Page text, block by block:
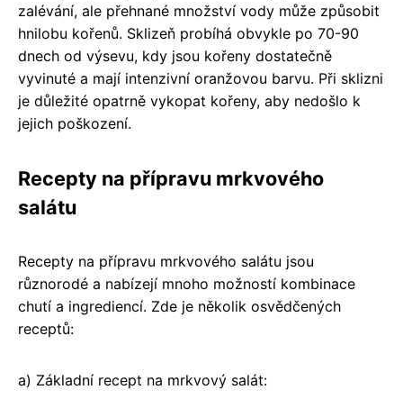
zalévání, ale přehnané množství vody může způsobit
hnilobu kořenů. Sklizeň probíhá obvykle po 70-90
dnech od výsevu, kdy jsou kořeny dostatečně
vyvinuté a mají intenzivní oranžovou barvu. Při sklizni
je důležité opatrně vykopat kořeny, aby nedošlo k
jejich poškození.
Recepty na přípravu mrkvového
salátu
Recepty na přípravu mrkvového salátu jsou
různorodé a nabízejí mnoho možností kombinace
chutí a ingrediencí. Zde je několik osvědčených
receptů:
a) Základní recept na mrkvový salát: